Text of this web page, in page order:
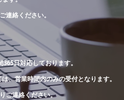
連絡ください。
日対応しております。
、営業時間内のみの受付となります。
ご連絡ください。